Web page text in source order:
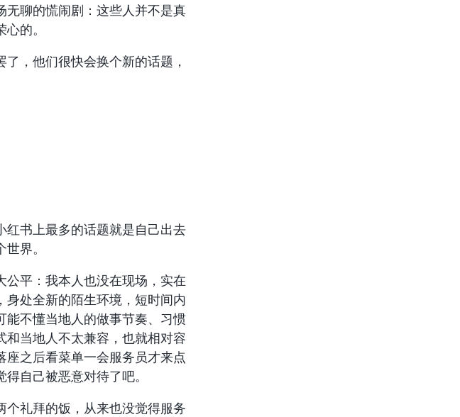
无聊的慌闹剧：这些人并不是真
的。
，他们很快会换个新的话题，
红书上最多的话题就是自己出去
界。
平：我本人也没在现场，实在
处全新的陌生环境，短时间内
能不懂当地人的做事节奏、习惯
当地人不太兼容，也就相对容
之后看菜单一会服务员才来点
自己被恶意对待了吧。
礼拜的饭，从来也没觉得服务